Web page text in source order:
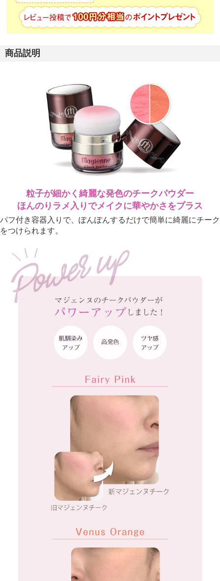
商品説明
粒子が細かく綺麗な発色のチークパウダー
ほんのりラメ入りでメイクに華やかさをプラス
パフ付き容器入りで、ぽんぽんするだけで簡単に綺麗にチーク
をつけられます。